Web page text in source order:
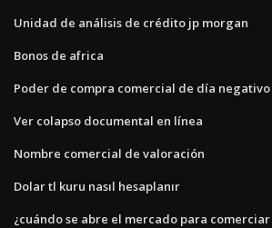
Unidad de análisis de crédito jp morgan
Bonos de africa
Poder de compra comercial de día negativo
Ver colapso documental en línea
Nombre comercial de valoración
Dolar tl kuru nasıl hesaplanır
¿cuándo se abre el mercado para comerciar